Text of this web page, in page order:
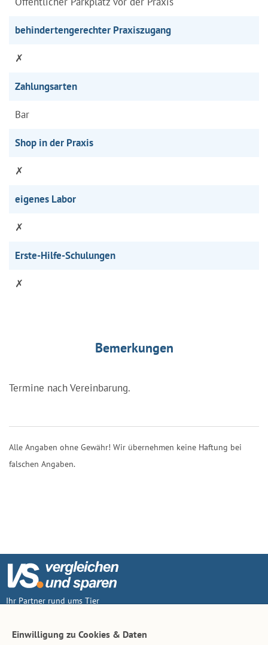
behindertengerechter Praxiszugang
✗
Zahlungsarten
Bar
Shop in der Praxis
✗
eigenes Labor
✗
Erste-Hilfe-Schulungen
✗
Bemerkungen
Termine nach Vereinbarung.
Alle Angaben ohne Gewähr! Wir übernehmen keine Haftung bei
falschen Angaben.
Ihr Partner rund ums Tier
Einwilligung zu Cookies & Daten